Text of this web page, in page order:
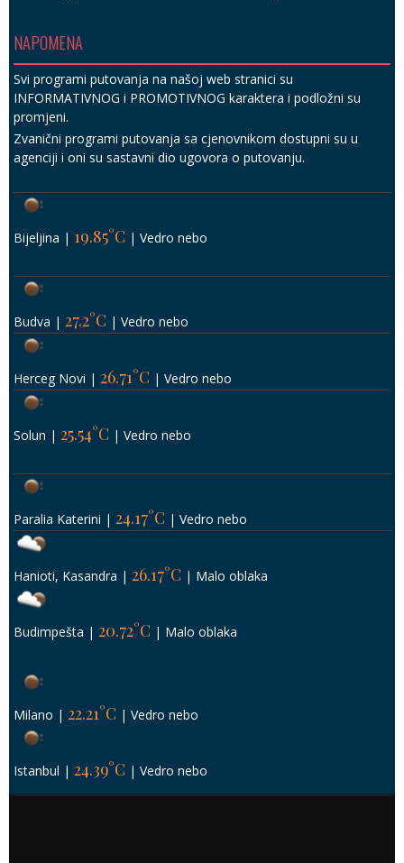
NAPOMENA
Svi programi putovanja na našoj web stranici su
INFORMATIVNOG i PROMOTIVNOG karaktera i podložni su
promjeni.
Zvanični programi putovanja sa cjenovnikom dostupni su u
agenciji i oni su sastavni dio ugovora o putovanju.
Bijeljina | 19.85°C | Vedro nebo
Budva | 27.2°C | Vedro nebo
Herceg Novi | 26.71°C | Vedro nebo
Solun | 25.54°C | Vedro nebo
Paralia Katerini | 24.17°C | Vedro nebo
Hanioti, Kasandra | 26.17°C | Malo oblaka
Budimpešta | 20.72°C | Malo oblaka
Milano | 22.21°C | Vedro nebo
Istanbul | 24.39°C | Vedro nebo